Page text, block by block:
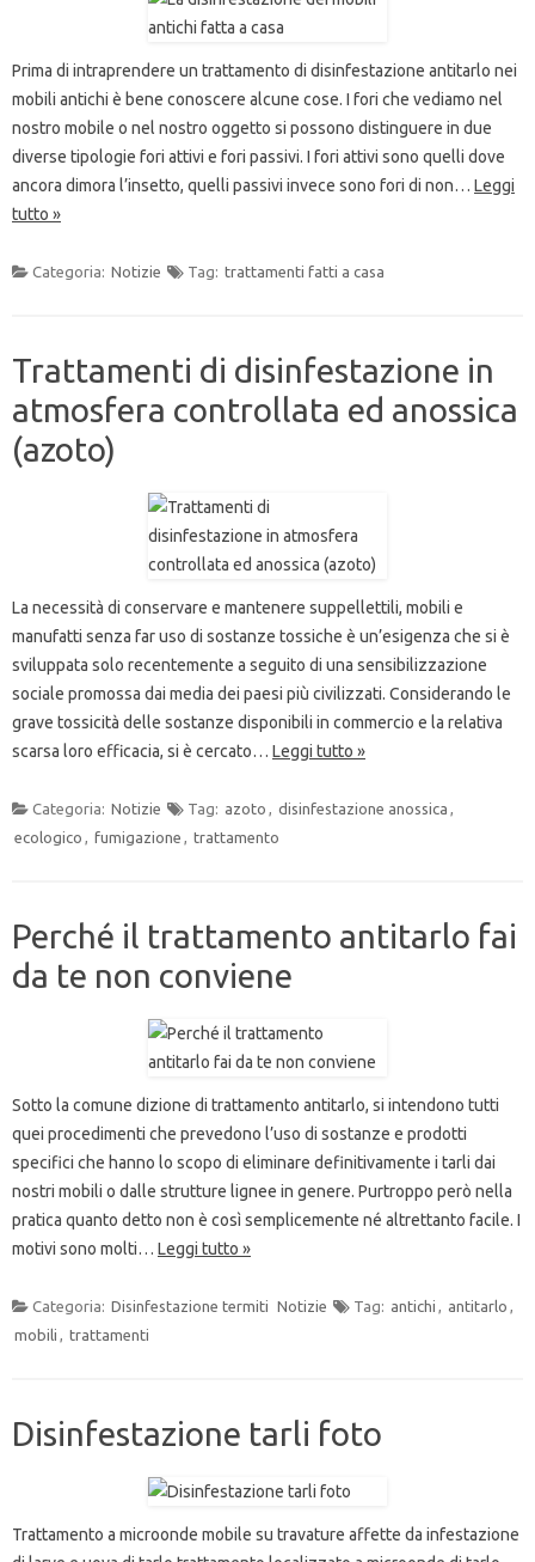
Prima di intraprendere un trattamento di disinfestazione antitarlo nei
mobili antichi è bene conoscere alcune cose. I fori che vediamo nel
nostro mobile o nel nostro oggetto si possono distinguere in due
diverse tipologie fori attivi e fori passivi. I fori attivi sono quelli dove
ancora dimora l’insetto, quelli passivi invece sono fori di non… Leggi
tutto »
Categoria: Notizie Tag: trattamenti fatti a casa
Trattamenti di disinfestazione in
atmosfera controllata ed anossica
(azoto)
La necessità di conservare e mantenere suppellettili, mobili e
manufatti senza far uso di sostanze tossiche è un’esigenza che si è
sviluppata solo recentemente a seguito di una sensibilizzazione
sociale promossa dai media dei paesi più civilizzati. Considerando le
grave tossicità delle sostanze disponibili in commercio e la relativa
scarsa loro efficacia, si è cercato… Leggi tutto »
Categoria: Notizie Tag: azoto , disinfestazione anossica ,
ecologico , fumigazione , trattamento
Perché il trattamento antitarlo fai
da te non conviene
Sotto la comune dizione di trattamento antitarlo, si intendono tutti
quei procedimenti che prevedono l’uso di sostanze e prodotti
specifici che hanno lo scopo di eliminare definitivamente i tarli dai
nostri mobili o dalle strutture lignee in genere. Purtroppo però nella
pratica quanto detto non è così semplicemente né altrettanto facile. I
motivi sono molti… Leggi tutto »
Categoria: Disinfestazione termiti Notizie Tag: antichi , antitarlo ,
mobili , trattamenti
Disinfestazione tarli foto
Trattamento a microonde mobile su travature affette da infestazione